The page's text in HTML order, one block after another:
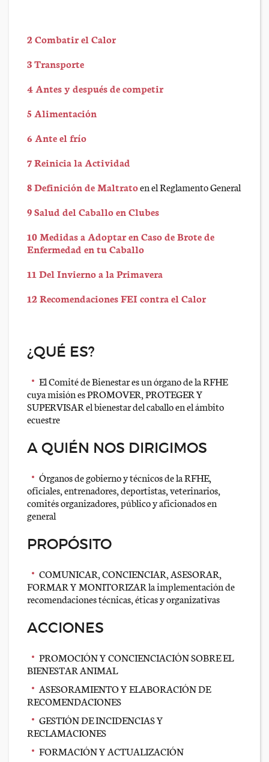
2 Combatir el Calor
3 Transporte
4 Antes y después de competir
5 Alimentación
6 Ante el frío
7 Reinicia la Actividad
8 Definición de Maltratoen el Reglamento General
9 Salud del Caballo en Clubes
10 Medidas a Adoptar en Caso de Brote de
Enfermedad en tu Caballo
11 Del Invierno a la Primavera
12 Recomendaciones FEI contra el Calor
¿QUÉ ES?
El Comité de Bienestar es un órgano de la RFHE
cuya misión es PROMOVER, PROTEGER Y
SUPERVISAR el bienestar del caballo en el ámbito
ecuestre
A QUIÉN NOS DIRIGIMOS
Órganos de gobierno y técnicos de la RFHE,
oficiales, entrenadores, deportistas, veterinarios,
comités organizadores, público y aficionados en
general
PROPÓSITO
COMUNICAR, CONCIENCIAR, ASESORAR,
FORMAR Y MONITORIZAR la implementación de
recomendaciones técnicas, éticas y organizativas
ACCIONES
PROMOCIÓN Y CONCIENCIACIÓN SOBRE EL
BIENESTAR ANIMAL
ASESORAMIENTO Y ELABORACIÓN DE
RECOMENDACIONES
GESTIÓN DE INCIDENCIAS Y
RECLAMACIONES
FORMACIÓN Y ACTUALIZACIÓN